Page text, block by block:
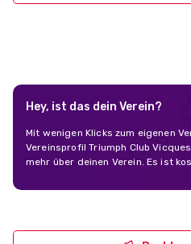
Hey, ist das dein Verein?
Mit wenigen Klicks zum eigenen
Vereinsprofil Triumph Club
mehr über deinen Verein. Es ist